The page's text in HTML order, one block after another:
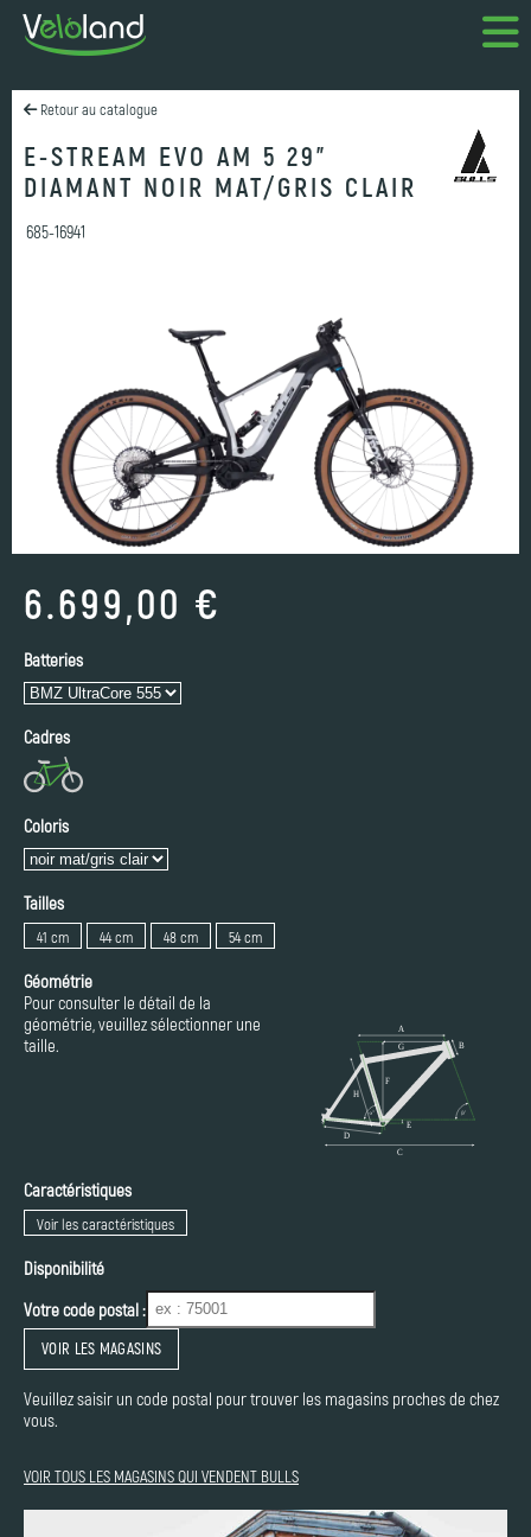
Retour au catalogue
E-STREAM EVO AM 5 29"
DIAMANT NOIR MAT/GRIS CLAIR
685-16941
6.699,00 €
Batteries
Cadres
Coloris
Tailles
41 cm 44 cm 48 cm 54 cm
Géométrie
Pour consulter le détail de la
géométrie, veuillez sélectionner une
taille.
Caractéristiques
Voir les caractéristiques
Disponibilité
Votre code postal :
VOIR LES MAGASINS
Veuillez saisir un code postal pour trouver les magasins proches de chez
vous.
VOIR TOUS LES MAGASINS QUI VENDENT BULLS